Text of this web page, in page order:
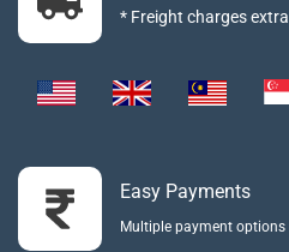
* Freight charges extra
Easy Payments
Multiple payment options